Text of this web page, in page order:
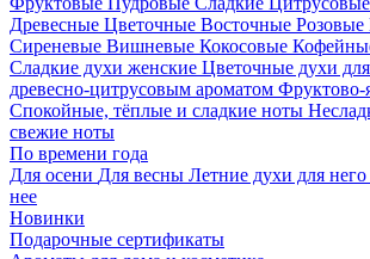
Древесные Цветочные Восточные Розовые
Сиреневые Вишневые Кокосовые
Сладкие духи женские Цветочные духи
древесно-цитрусовым ароматом Фруктово-
Спокойные, тёплые и сладкие ноты
свежие ноты
По времени года
Для осени Для весны Летние духи для него
нее
Новинки
Подарочные сертификаты